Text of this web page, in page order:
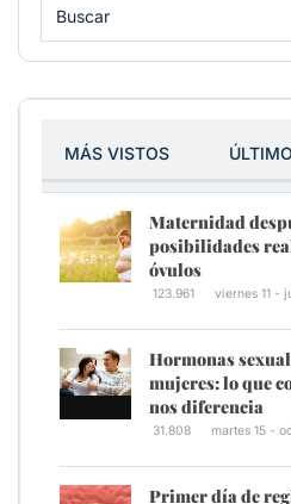
MÁS VISTOS
Maternidad
posibilidades
óvulos
123.961 viernes 11 -
Hormonas
mujeres: lo que
nos diferencia
31.808 martes 15 -
Primer día de